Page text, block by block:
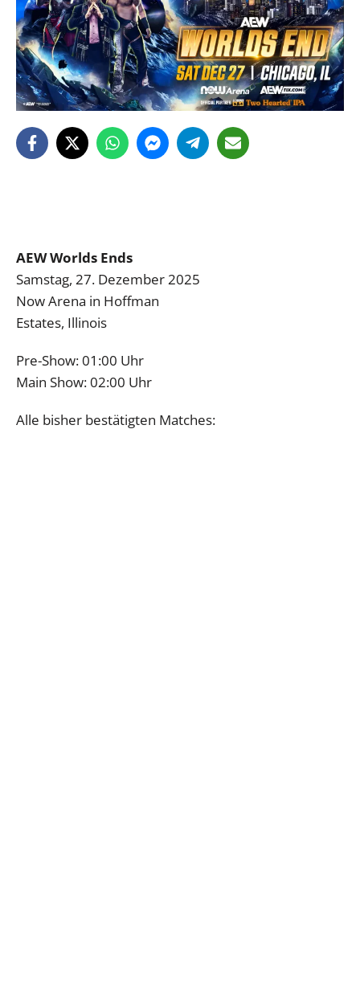
AEW Worlds Ends
Samstag, 27. Dezember 2025
Now Arena in Hoffman
Estates, Illinois
Pre-Show: 01:00 Uhr
Main Show: 02:00 Uhr
Alle bisher bestätigten Matches: